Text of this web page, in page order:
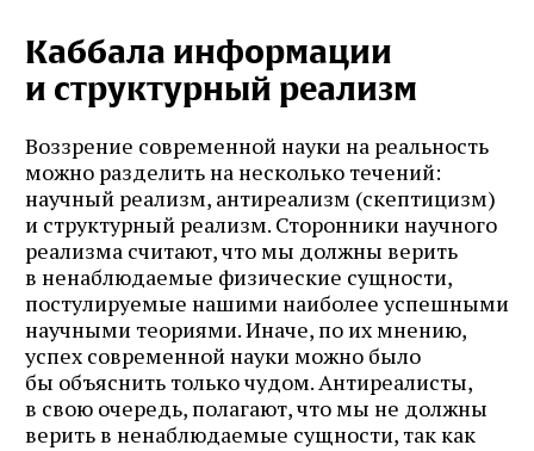
Каббала информации
и структурный реализм
Воззрение современной науки на реальность
можно разделить на несколько течений:
научный реализм, антиреализм (скептицизм)
и структурный реализм. Сторонники научного
реализма считают, что мы должны верить
в ненаблюдаемые физические сущности,
постулируемые нашими наиболее успешными
научными теориями. Иначе, по их мнению,
успех современной науки можно было
бы объяснить только чудом. Антиреалисты,
в свою очередь, полагают, что мы не должны
верить в ненаблюдаемые сущности, так как